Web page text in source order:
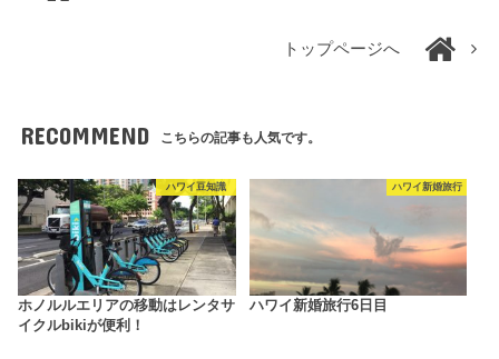
トップページへ
RECOMMEND こちらの記事も人気です。
ハワイ豆知識
ホノルルエリアの移動はレンタサ
イクルbikiが便利！
ハワイ新婚旅行
ハワイ新婚旅行6日目